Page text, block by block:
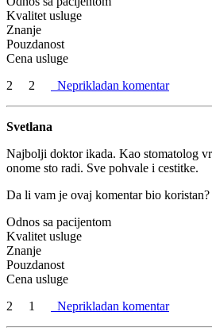
Kvalitet usluge
Znanje
Pouzdanost
Cena usluge
2
2 Neprikladan komentar
Svetlana
Najbolji doktor ikada. Kao stomatolog
onome sto radi. Sve pohvale i cestitke.
Da li vam je ovaj komentar bio koristan?
Odnos sa pacijentom
Kvalitet usluge
Znanje
Pouzdanost
Cena usluge
2
1 Neprikladan komentar